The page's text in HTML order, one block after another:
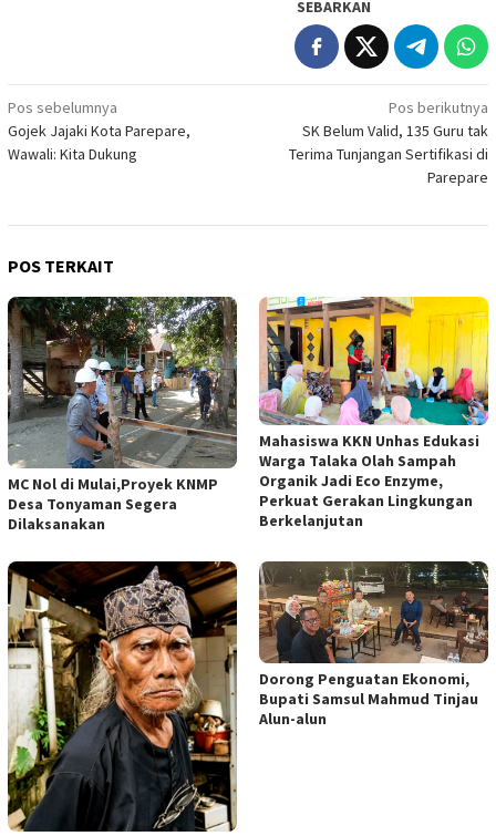
SEBARKAN
Navigasi
pos
Pos sebelumnya
Gojek Jajaki Kota Parepare,
Wawali: Kita Dukung
Pos berikutnya
SK Belum Valid, 135 Guru tak
Terima Tunjangan Sertifikasi di
Parepare
POS TERKAIT
MC Nol di Mulai,Proyek KNMP
Desa Tonyaman Segera
Dilaksanakan
Mahasiswa KKN Unhas Edukasi
Warga Talaka Olah Sampah
Organik Jadi Eco Enzyme,
Perkuat Gerakan Lingkungan
Berkelanjutan
Dorong Penguatan Ekonomi,
Bupati Samsul Mahmud Tinjau
Alun-alun